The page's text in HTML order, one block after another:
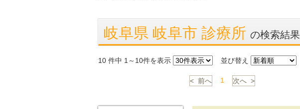
岐阜県 岐阜市 診療所 の検索結果
10 件中 1～10件を表示 並び替え
< 前へ 1 次へ >